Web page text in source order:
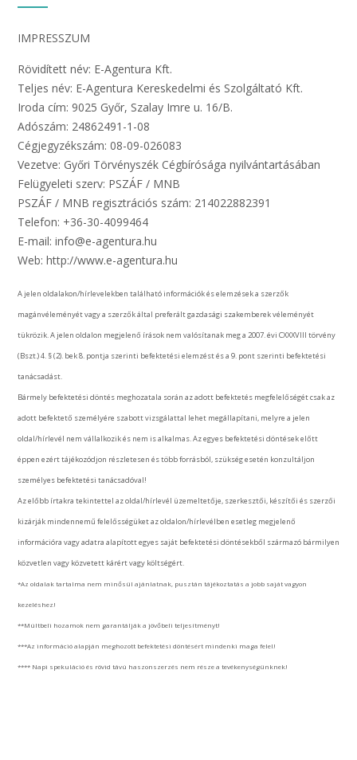
IMPRESSZUM
Rövidített név: E-Agentura Kft.
Teljes név: E-Agentura Kereskedelmi és Szolgáltató Kft.
Iroda cím: 9025 Győr, Szalay Imre u. 16/B.
Adószám: 24862491-1-08
Cégjegyzékszám: 08-09-026083
Vezetve: Győri Törvényszék Cégbírósága nyilvántartásában
Felügyeleti szerv: PSZÁF / MNB
PSZÁF / MNB regisztrációs szám: 214022882391
Telefon: +36-30-4099464
E-mail: info@e-agentura.hu
Web: http://www.e-agentura.hu
A jelen oldalakon/hírlevelekben található információk és elemzések a szerzők
magánvéleményét vagy a szerzők által preferált gazdasági szakemberek véleményét
tükrözik. A jelen oldalon megjelenő írások nem valósítanak meg a 2007. évi CXXXVIII törvény
(Bszt.) 4. § (2). bek 8. pontja szerinti befektetési elemzést és a 9. pont szerinti befektetési
tanácsadást.
Bármely befektetési döntés meghozatala során az adott befektetés megfelelőségét csak az
adott befektető személyére szabott vizsgálattal lehet megállapítani, melyre a jelen
oldal/hírlevél nem vállalkozik és nem is alkalmas. Az egyes befektetési döntések előtt
éppen ezért tájékozódjon részletesen és több forrásból, szükség esetén konzultáljon
személyes befektetési tanácsadóval!
Az előbb írtakra tekintettel az oldal/hírlevél üzemeltetője, szerkesztői, készítői és szerzői
kizárják mindennemű felelősségüket az oldalon/hírlevélben esetleg megjelenő
információra vagy adatra alapított egyes saját befektetési döntésekből származó bármilyen
közvetlen vagy közvetett kárért vagy költségért.
*Az oldalak tartalma nem minősül ajánlatnak, pusztán tájékoztatás a jobb saját vagyon
kezeléshez!
**Múltbeli hozamok nem garantálják a jövőbeli teljesítményt!
***Az információ alapján meghozott befektetési döntésért mindenki maga felel!
**** Napi spekuláció és rövid távú haszonszerzés nem része a tevékenységünknek!